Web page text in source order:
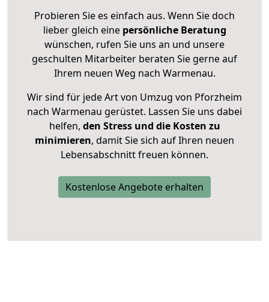
Probieren Sie es einfach aus. Wenn Sie doch
lieber gleich eine persönliche Beratung
wünschen, rufen Sie uns an und unsere
geschulten Mitarbeiter beraten Sie gerne auf
Ihrem neuen Weg nach Warmenau.
Wir sind für jede Art von Umzug von Pforzheim
nach Warmenau gerüstet. Lassen Sie uns dabei
helfen, den Stress und die Kosten zu
minimieren, damit Sie sich auf Ihren neuen
Lebensabschnitt freuen können.
Kostenlose Angebote erhalten